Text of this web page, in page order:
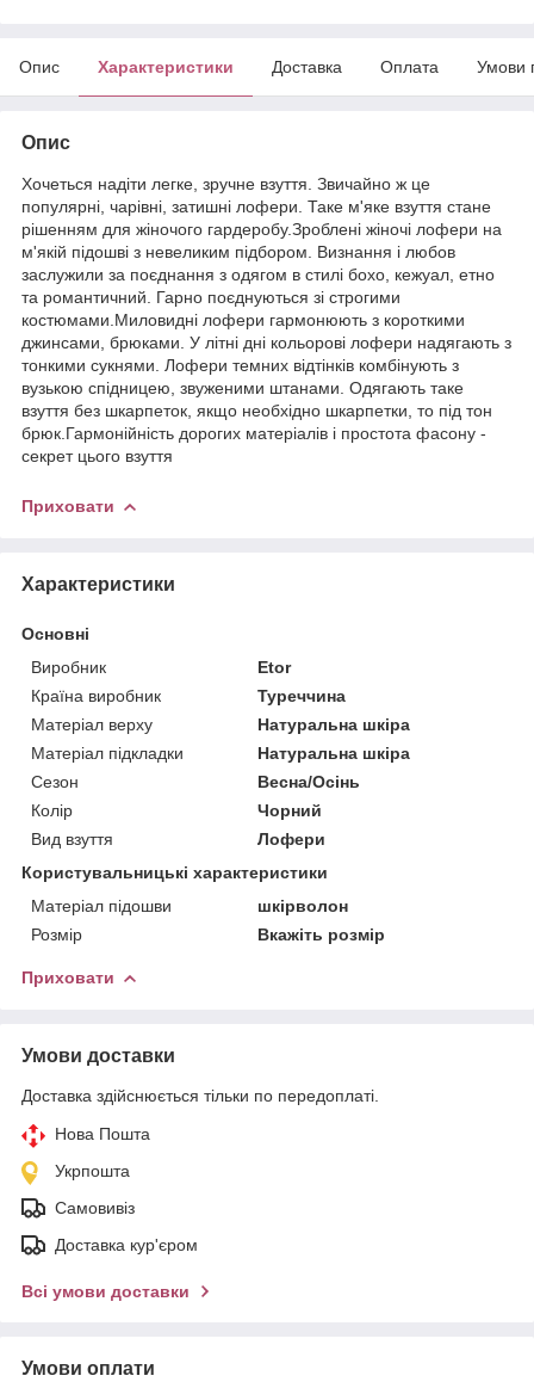
Опис Характеристики Доставка Оплата Умови
Опис
Хочеться надіти легке, зручне взуття. Звичайно ж це
популярні, чарівні, затишні лофери. Таке м'яке взуття стане
рішенням для жіночого гардеробу.Зроблені жіночі лофери на
м'якій підошві з невеликим підбором. Визнання і любов
заслужили за поєднання з одягом в стилі бохо, кежуал, етно
та романтичний. Гарно поєднуються зі строгими
костюмами.Миловидні лофери гармонюють з короткими
джинсами, брюками. У літні дні кольорові лофери надягають з
тонкими сукнями. Лофери темних відтінків комбінують з
вузькою спідницею, звуженими штанами. Одягають таке
взуття без шкарпеток, якщо необхідно шкарпетки, то під тон
брюк.Гармонійність дорогих матеріалів і простота фасону -
секрет цього взуття
Приховати
Характеристики
Основні
Виробник
Etor
Країна виробник
Туреччина
Матеріал верху
Натуральна шкіра
Матеріал підкладки
Натуральна шкіра
Сезон
Весна/Осінь
Колір
Чорний
Вид взуття
Лофери
Користувальницькі характеристики
Матеріал підошви
шкірволон
Розмір
Вкажіть розмір
Приховати
Умови доставки
Доставка здійснюється тільки по передоплаті.
Нова Пошта
Укрпошта
Самовивіз
Доставка кур'єром
Всі умови доставки
Умови оплати